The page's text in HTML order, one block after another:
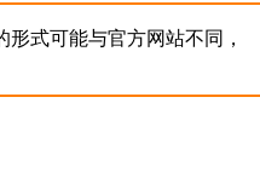
式可能与官方网站不同，